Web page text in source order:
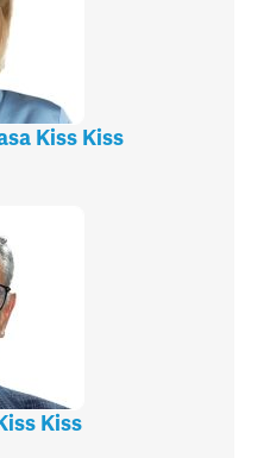
Kiss Kiss
Kiss